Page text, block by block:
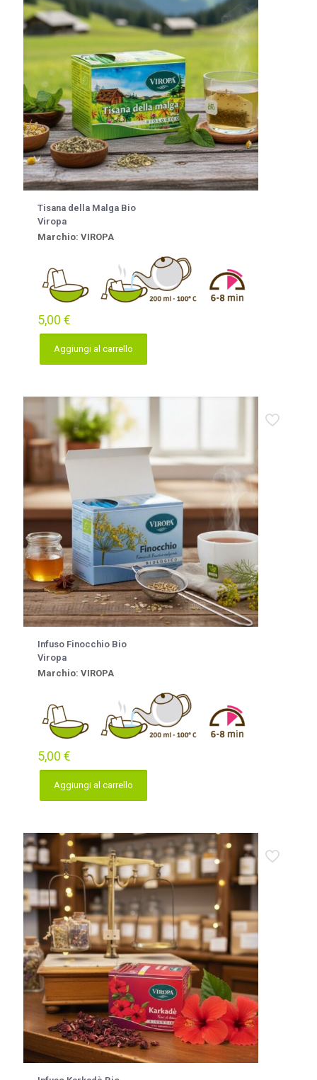
Tisana della Malga Bio
Viropa
Marchio: VIROPA
5,00 €
Aggiungi al carrello
Infuso Finocchio Bio
Viropa
Marchio: VIROPA
5,00 €
Aggiungi al carrello